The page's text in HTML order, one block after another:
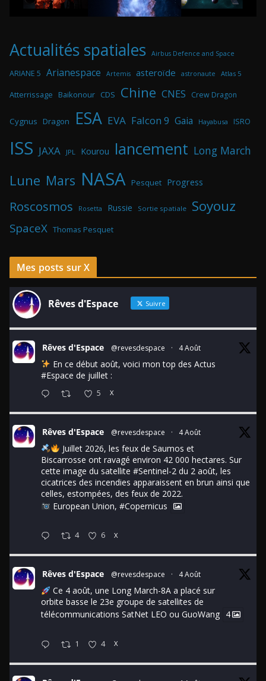
Actualités spatiales Airbus Defence and Space
ARIANE 5 Arianespace Artemis asteroïde astronaute Atlas 5
Atterrissage Baikonour CDS Chine CNES Crew Dragon
Cygnus Dragon ESA EVA Falcon 9 Gaia Hayabusa ISRO
ISS JAXA JPL Kourou lancement Long March
Lune Mars NASA Pesquet Progress
Roscosmos Rosetta Russie Sortie spatiale Soyouz
SpaceX Thomas Pesquet
Mes posts sur X
Rêves d'Espace Suivre
Rêves d'Espace @revesdespace · 4 Août
En ce début août, voici mon top des Actus
#Espace de juillet :
5 X
Rêves d'Espace @revesdespace · 4 Août
Juillet 2026, les feux de Saumos et
Biscarrosse ont ravagé environ 42 000 hectares. Sur
cette image du satellite #Sentinel-2 du 2 août, les
cicatrices des incendies apparaissent en brun ainsi que
celles, estompées, des feux de 2022.
European Union, #Copernicus
4 6 X
Rêves d'Espace @revesdespace · 4 Août
Ce 4 août, une Long March-8A a placé sur
orbite basse le 23e groupe de satellites de
télécommunications SatNet LEO ou GuoWang 4
1 4 X